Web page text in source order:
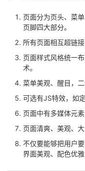
藏
页面分为页头、菜
页脚四大部分。
所有页面相互超链
页面样式风格统一
术。
菜单美观、醒目，
可选有JS特效，如
页面中有多媒体元
页面清爽、美观、大
不仅要能够把用户
界面美观、配色优